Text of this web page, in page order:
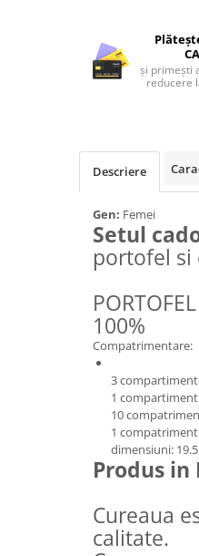
Pijamale de CRACIUN
Halate si capoate
Halate si pijamale Family
Seturi elegante femei
Pijamale de copii
Pijamale BIG SIZE femei
Cadouri ocazii speciale
Tricouri de cuplu Valentine's Day
Cadouri pentru Bunici
Cadouri Craciun
Cadouri pentru Mama
și primești
reducere
Descriere
Gen: Femei
Setul
portofel si
100%
Compatrimentare:
3
1
10
1
dimensiuni:
Produs in
Cureaua
calitate.